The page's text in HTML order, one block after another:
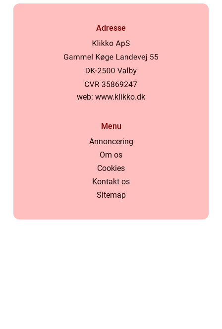
Adresse
web: www.klikko.dk
Menu
Annoncering
Om os
Cookies
Kontakt os
Sitemap